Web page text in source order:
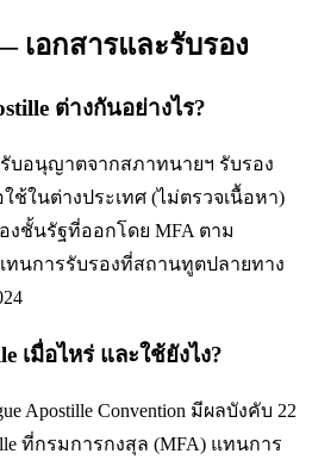
เอกสารและรับรอง
ต่างกันอย่างไร?
บอนุญาตจากสภาทนายฯ รับรอง
ใช้ในต่างประเทศ (ไม่ตรวจเนื้อหา)
งชั้นรัฐที่ออกโดย MFA ตาม
ทนการรับรองที่สถานทูตปลายทาง
เมื่อไหร่ และใช้ยังไง?
Apostille Convention มีผลบังคับ 22
ที่กรมการกงสุล (MFA) แทนการ